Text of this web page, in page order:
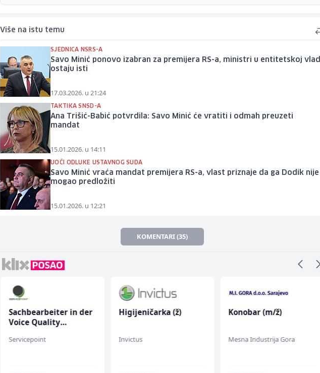
Više na istu temu
SJEDNICA NSRS-A
Savo Minić ponovo izabran za premijera RS-a, ministri u entitetskoj vladi
ostaju isti
17.03.2026. u 21:24
TAKTIKA SNSD-A
Ana Trišić-Babić potvrdila: Savo Minić će vratiti i odmah preuzeti
mandat
15.01.2026. u 14:11
UOČI ODLUKE USTAVNOG SUDA
Savo Minić vraća mandat premijera RS-a, vlast priznaje da ga Dodik nije
mogao predložiti
15.01.2026. u 12:21
KOMENTARI (35)
Sachbearbeiter in der
Voice Quality
Servicepoint
Higijeničarka (ž)
Invictus
Konobar (m/ž)
Mesna Industrija Gora